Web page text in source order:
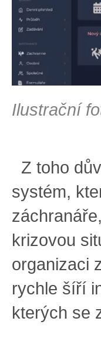
Ilustrační
Z toho
systém,
krizovou
organizaci
rychle šíří
kterých se